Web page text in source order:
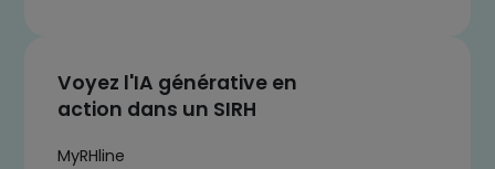
Voyez l'IA générative en
action dans un SIRH
MyRHline